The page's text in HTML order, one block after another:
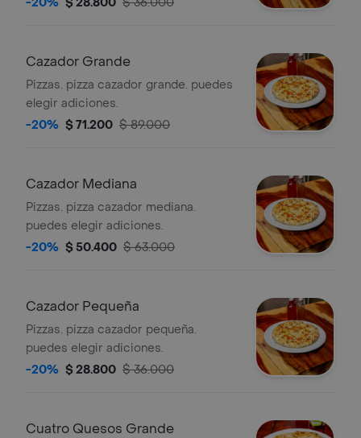
Cazador Grande
Pizzas. pizza cazador grande. puedes
elegir adiciones.
-20% $ 71.200 $ 89.000
Cazador Mediana
Pizzas. pizza cazador mediana.
puedes elegir adiciones.
-20% $ 50.400 $ 63.000
Cazador Pequeña
Pizzas. pizza cazador pequeña.
puedes elegir adiciones.
-20% $ 28.800 $ 36.000
Cuatro Quesos Grande